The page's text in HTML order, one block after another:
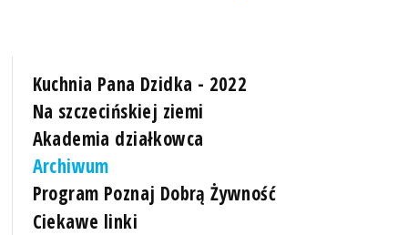
Kuchnia Pana Dzidka - 2022
Na szczecińskiej ziemi
Akademia działkowca
Archiwum
Program Poznaj Dobrą Żywność
Ciekawe linki